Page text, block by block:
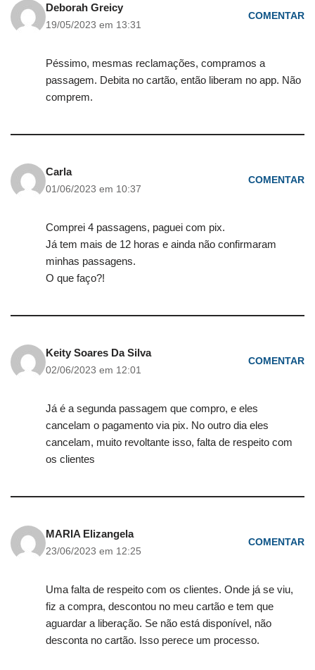
Deborah Greicy
19/05/2023 em 13:31
COMENTAR
Péssimo, mesmas reclamações, compramos a
passagem. Debita no cartão, então liberam no app. Não
comprem.
Carla
01/06/2023 em 10:37
COMENTAR
Comprei 4 passagens, paguei com pix.
Já tem mais de 12 horas e ainda não confirmaram
minhas passagens.
O que faço?!
Keity Soares Da Silva
02/06/2023 em 12:01
COMENTAR
Já é a segunda passagem que compro, e eles
cancelam o pagamento via pix. No outro dia eles
cancelam, muito revoltante isso, falta de respeito com
os clientes
MARIA Elizangela
23/06/2023 em 12:25
COMENTAR
Uma falta de respeito com os clientes. Onde já se viu,
fiz a compra, descontou no meu cartão e tem que
aguardar a liberação. Se não está disponível, não
desconta no cartão. Isso perece um processo.